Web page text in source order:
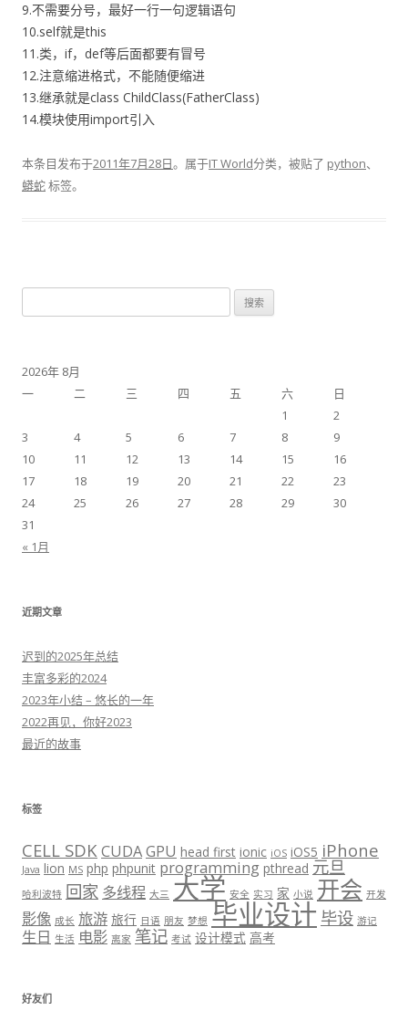
9.不需要分号，最好一行一句逻辑语句
10.self就是this
11.类，if，def等后面都要有冒号
12.注意缩进格式，不能随便缩进
13.继承就是class ChildClass(FatherClass)
14.模块使用import引入
本条目发布于2011年7月28日。属于IT World分类，被贴了 python、
蟒蛇标签。
索：
2026年 8月
一
二 三 四 五 六
日
1
2
3
4 5 6 7 8
9
10
11 12 13 14 15
16
17
18 19 20 21 22
23
24
25 26 27 28 29
30
31
« 1月
近期文章
迟到的2025年总结
丰富多彩的2024
2023年小结 – 悠长的一年
2022再见，你好2023
最近的故事
标签
CELL SDKCUDAGPU head first ionic iOS iOS5 iPhone
Java lion MS php phpunit programming pthread 元旦
哈利波特 回家 多线程 大三 大学 安全 实习 家 小说 开会 开发
影像 成长 旅游 旅行 日语 朋友 梦想 毕业设计 毕设 游记
生日 生活 电影 离家 笔记 考试 设计模式 高考
好友们